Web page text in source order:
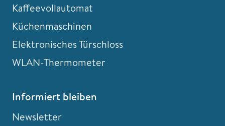
Kaffeevollautomat
Küchenmaschinen
Elektronisches Türschloss
WLAN-Thermometer
Informiert bleiben
Newsletter